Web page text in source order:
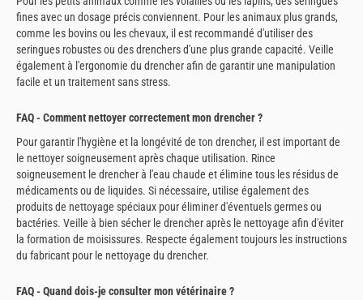
fines avec un dosage précis conviennent. Pour les animaux plus grands,
comme les bovins ou les chevaux, il est recommandé d'utiliser des
seringues robustes ou des drenchers d'une plus grande capacité. Veille
également à l'ergonomie du drencher afin de garantir une manipulation
facile et un traitement sans stress.
FAQ - Comment nettoyer correctement mon drencher ?
Pour garantir l'hygiène et la longévité de ton drencher, il est important de
le nettoyer soigneusement après chaque utilisation. Rince
soigneusement le drencher à l'eau chaude et élimine tous les résidus de
médicaments ou de liquides. Si nécessaire, utilise également des
produits de nettoyage spéciaux pour éliminer d'éventuels germes ou
bactéries. Veille à bien sécher le drencher après le nettoyage afin d'éviter
la formation de moisissures. Respecte également toujours les instructions
du fabricant pour le nettoyage du drencher.
FAQ - Quand dois-je consulter mon vétérinaire ?